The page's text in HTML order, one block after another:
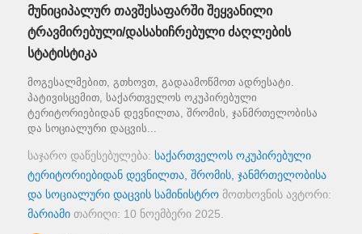
მუნიციპალურ თავშესაფარში შეყვანილი
ტრავმირებული/დასახიჩრებული ძაღლების
სტატისტიკა
მოგესალმებით, გთხოვთ, გადაამოწმოთ ადრესატი.
პატივისცემით, საქართველოს ოკუპირებული
ტერიტორიებიდან დევნილთა, შრომის, ჯანმრთელობისა
და სოციალური დაცვის...
საჯარო დაწესებულება: საქართველოს ოკუპირებული
ტერიტორიებიდან დევნილთა, შრომის, ჯანმრთელობისა
და სოციალური დაცვის სამინისტრო მოთხოვნის ავტორი:
მარიამი თარიღი: 10 ნოემბერი 2025